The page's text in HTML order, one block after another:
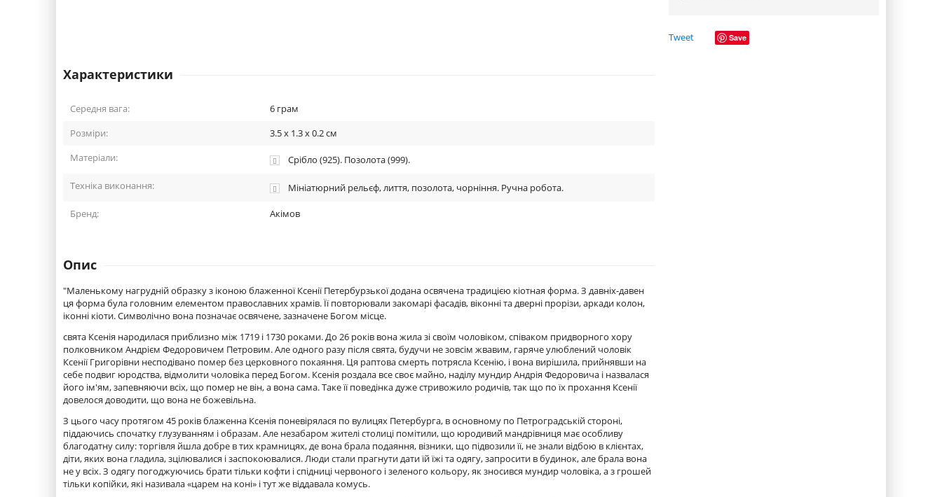
Tweet Save
Характеристики
Середня вага: 6 грам
Розміри:
3.5 x 1.3 x 0.2см
Матеріали:
Срібло (925). Позолота (999).
Техніка виконання: Мініатюрний рельєф, лиття, позолота, чорніння. Ручна робота.
Бренд: Акімов
Опис
"Маленькому нагрудній образку з іконою блаженної Ксенії Петербурзької додана освячена традицією кіотная форма. З давніх-давен
ця форма була головним елементом православних храмів. Її повторювали закомарі фасадів, віконні та дверні прорізи, аркади колон,
іконні кіоти. Символічно вона позначає освячене, зазначене Богом місце.
свята Ксенія народилася приблизно між 1719 і 1730 роками. До 26 років вона жила зі своїм чоловіком, співаком придворного хору
полковником Андрієм Федоровичем Петровим. Але одного разу після свята, будучи не зовсім жвавим, гаряче улюблений чоловік
Ксенії Григорівни несподівано помер без церковного покаяння. Ця раптова смерть потрясла Ксенію, і вона вирішила, прийнявши на
себе подвиг юродства, відмолити чоловіка перед Богом. Ксенія роздала все своє майно, наділу мундир Андрія Федоровича і назвалася
його ім'ям, запевняючи всіх, що помер не він, а вона сама. Таке її поведінка дуже стривожило родичів, так що по їх прохання Ксенії
довелося доводити, що вона не божевільна.
З цього часу протягом 45 років блаженна Ксенія поневірялася по вулицях Петербурга, в основному по Петроградській стороні,
піддаючись спочатку глузуванням і образам. Але незабаром жителі столиці помітили, що юродивий мандрівниця має особливу
благодатну силу: торгівля йшла добре в тих крамницях, де вона брала подаяння, візники, що підвозили її, не знали відбою в клієнтах,
діти, яких вона гладила, зцілювалися і заспокоювалися. Люди стали прагнути дати їй їжі та одягу, запросити в будинок, але брала вона
не у всіх. З одягу погоджуючись брати тільки кофти і спідниці червоного і зеленого кольору, як зносився мундир чоловіка, а з грошей
тільки копійки, які називала «царем на коні» і тут же віддавала комусь.